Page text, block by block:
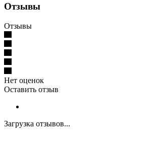
Отзывы
Отзывы
Нет оценок
Оставить отзыв
Загрузка отзывов...